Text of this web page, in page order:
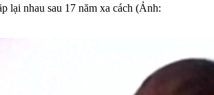
lại nhau sau 17 năm xa cách (Ảnh: